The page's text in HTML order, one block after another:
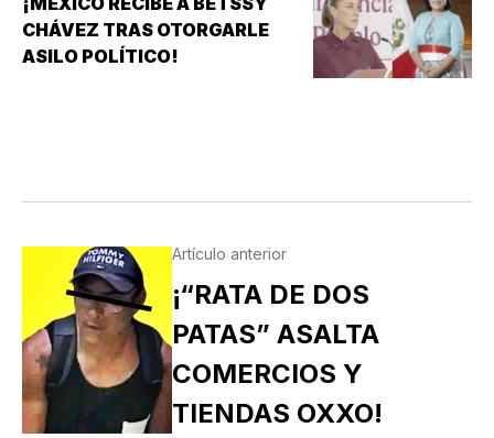
CHÁVEZ TRAS OTORGARLE
ASILO POLÍTICO!
Artículo anterior
¡“RATA DE DOS
PATAS” ASALTA
COMERCIOS Y
TIENDAS OXXO!